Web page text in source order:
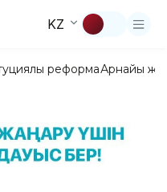
KZ
реформаАрнайы